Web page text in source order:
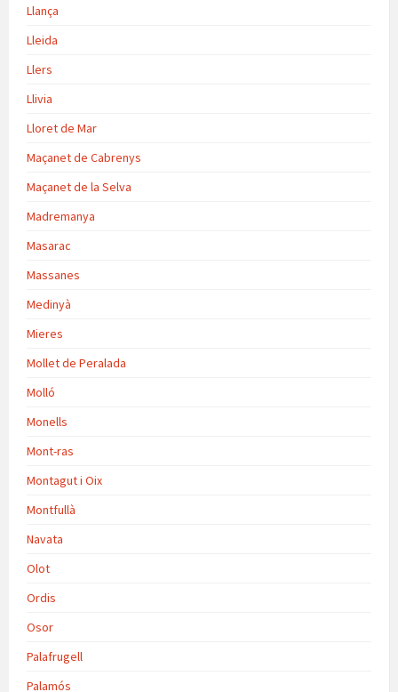
Llança
Lleida
Llers
Llivia
Lloret de Mar
Maçanet de Cabrenys
Maçanet de la Selva
Madremanya
Masarac
Massanes
Medinyà
Mieres
Mollet de Peralada
Molló
Monells
Mont-ras
Montagut i Oix
Montfullà
Navata
Olot
Ordis
Osor
Palafrugell
Palamós